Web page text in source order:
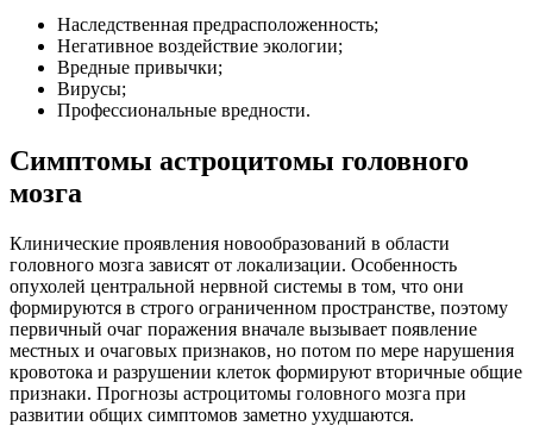
Наследственная предрасположенность;
Негативное воздействие экологии;
Вредные привычки;
Вирусы;
Профессиональные вредности.
Симптомы астроцитомы головного
мозга
Клинические проявления новообразований в области
головного мозга зависят от локализации. Особенность
опухолей центральной нервной системы в том, что они
формируются в строго ограниченном пространстве, поэтому
первичный очаг поражения вначале вызывает появление
местных и очаговых признаков, но потом по мере нарушения
кровотока и разрушении клеток формируют вторичные общие
признаки. Прогнозы астроцитомы головного мозга при
развитии общих симптомов заметно ухудшаются.